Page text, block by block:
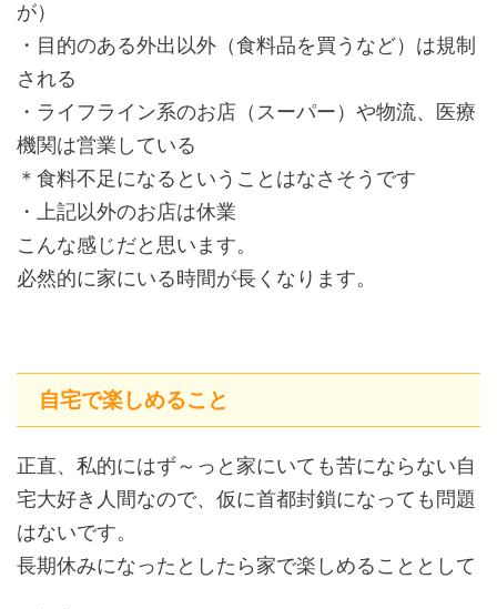
が）
・目的のある外出以外（食料品を買うなど）は規制
される
・ライフライン系のお店（スーパー）や物流、医療
機関は営業している
＊食料不足になるということはなさそうです
・上記以外のお店は休業
こんな感じだと思います。
必然的に家にいる時間が長くなります。
自宅で楽しめること
正直、私的にはず～っと家にいても苦にならない自
宅大好き人間なので、仮に首都封鎖になっても問題
はないです。
長期休みになったとしたら家で楽しめることとして